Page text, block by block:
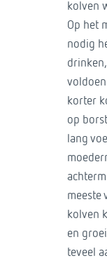
kolven
Op het
nodig
korter
op
lang
meeste
kolven
en
teveel